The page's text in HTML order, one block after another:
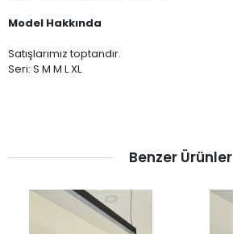
Model Hakkında
Satışlarımız toptandır.
Seri: S M M L XL
Benzer Ürünler